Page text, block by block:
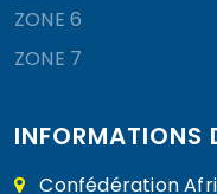
ZONE 6
ZONE 7
INFORMATIONS
Confédération